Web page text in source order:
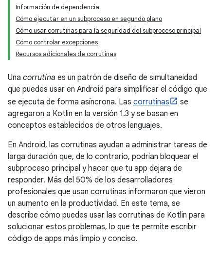
Información de dependencia
Cómo ejecutar en un subproceso en segundo plano
Cómo usar corrutinas para la seguridad del subproceso principal
Cómo controlar excepciones
Recursos adicionales de corrutinas
Una corrutina es un patrón de diseño de simultaneidad
que puedes usar en Android para simplificar el código que
se ejecuta de forma asíncrona. Las corrutinas
se
agregaron a Kotlin en la versión 1.3 y se basan en
conceptos establecidos de otros lenguajes.
En Android, las corrutinas ayudan a administrar tareas de
larga duración que, de lo contrario, podrían bloquear el
subproceso principal y hacer que tu app dejara de
responder. Más del 50% de los desarrolladores
profesionales que usan corrutinas informaron que vieron
un aumento en la productividad. En este tema, se
describe cómo puedes usar las corrutinas de Kotlin para
solucionar estos problemas, lo que te permite escribir
código de apps más limpio y conciso.